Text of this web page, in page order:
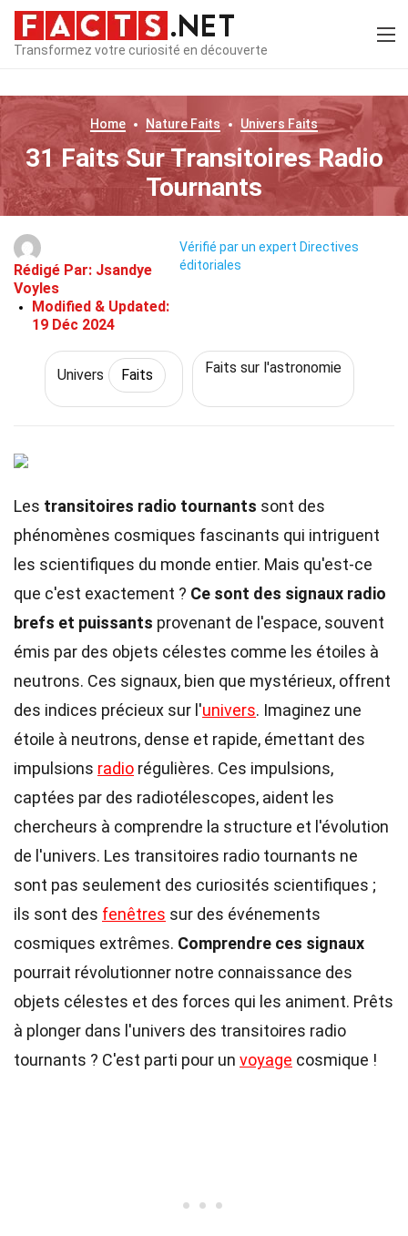
Transformez votre curiosité en découverte
Home Nature Faits Univers Faits
31 Faits Sur Transitoires Radio
Tournants
Rédigé Par: Jsandye
Voyles
Modified & Updated:
19 Déc 2024
Vérifié par un expert Directives
éditoriales
Univers Faits Faits sur l'astronomie
Les transitoires radio tournants sont des
phénomènes cosmiques fascinants qui intriguent
les scientifiques du monde entier. Mais qu'est-ce
que c'est exactement ? Ce sont des signaux radio
brefs et puissants provenant de l'espace, souvent
émis par des objets célestes comme les étoiles à
neutrons. Ces signaux, bien que mystérieux, offrent
des indices précieux sur l'univers. Imaginez une
étoile à neutrons, dense et rapide, émettant des
impulsions radio régulières. Ces impulsions,
captées par des radiotélescopes, aident les
chercheurs à comprendre la structure et l'évolution
de l'univers. Les transitoires radio tournants ne
sont pas seulement des curiosités scientifiques ;
ils sont des fenêtres sur des événements
cosmiques extrêmes. Comprendre ces signaux
pourrait révolutionner notre connaissance des
objets célestes et des forces qui les animent. Prêts
à plonger dans l'univers des transitoires radio
tournants ? C'est parti pour un voyage cosmique !